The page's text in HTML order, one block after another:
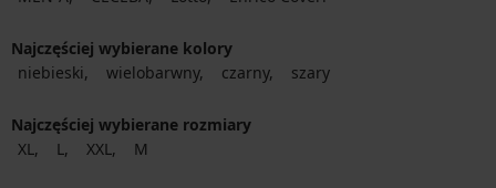
Najczęściej wybierane kolory
niebieski
wielobarwny czarny szary
Najczęściej wybierane rozmiary
XL
L XXL M